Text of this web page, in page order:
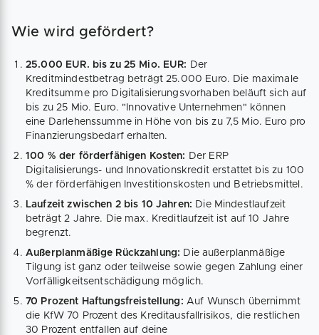
Wie wird gefördert?
25.000 EUR. bis zu 25 Mio. EUR: Der
Kreditmindestbetrag beträgt 25.000 Euro. Die maximale
Kreditsumme pro Digitalisierungsvorhaben beläuft sich auf
bis zu 25 Mio. Euro. "Innovative Unternehmen" können
eine Darlehenssumme in Höhe von bis zu 7,5 Mio. Euro pro
Finanzierungs­bedarf erhalten.
100 % der förder­fähigen Kosten: Der ERP
Digitalisierungs- und Innovationskredit erstattet bis zu 100
% der förder­fähigen Investitions­kosten und Betriebs­mittel.
Laufzeit zwischen 2 bis 10 Jahren: Die Mindestlaufzeit
beträgt 2 Jahre. Die max. Kreditlaufzeit ist auf 10 Jahre
begrenzt.
Außerplanmäßige Rückzahlung: Die außerplanmäßige
Tilgung ist ganz oder teilweise sowie gegen Zahlung einer
Vorfälligkeitsentschädigung möglich.
70 Prozent Haftungsfreistellung: Auf Wunsch übernimmt
die KfW 70 Prozent des Kredit­ausfall­risikos, die restlichen
30 Prozent entfallen auf deine